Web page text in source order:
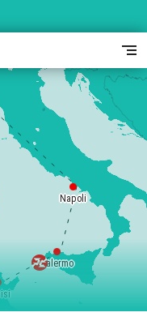
Napoli
Palermo
segment